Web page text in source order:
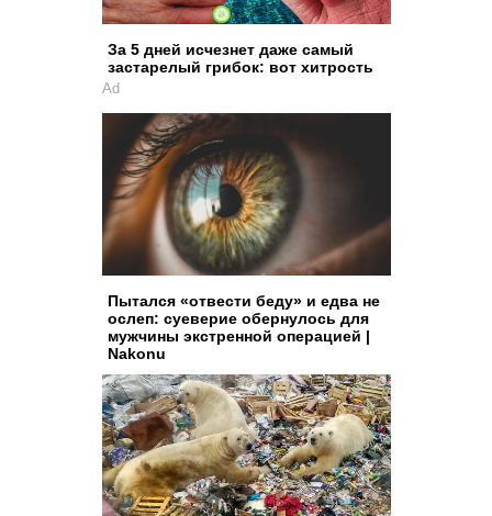
За 5 дней исчезнет даже самый
застарелый грибок: вот хитрость
Ad
Пытался «отвести беду» и едва не
ослеп: суеверие обернулось для
мужчины экстренной операцией |
Nakonu